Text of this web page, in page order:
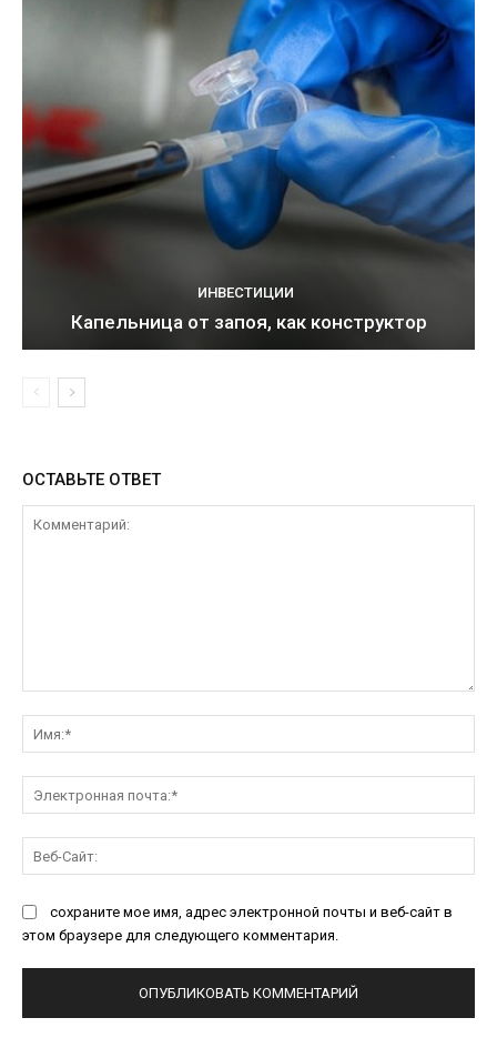
ИНВЕСТИЦИИ
Капельница от запоя, как конструктор
ОСТАВЬТЕ ОТВЕТ
сохраните мое имя, адрес электронной почты и веб-сайт в
этом браузере для следующего комментария.